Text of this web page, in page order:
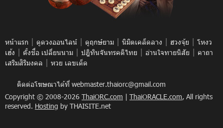
หน้าแรก | ดูดวงออนไลน์ | ดูฤกษ์ยาม | นิมิตเคล็ดลาง | ฮวงจุ้ย | โหงว
เฮ้ง | ตั้งชื่อ เปลี่ยนนาม | ปฎิทินจันทรคติไทย | อ่านใจทายนิสัย | คาถา
เสริมสิริมงคล | หวย เลขเด็ด
ติดต่อโฆษณาได้ที่ webmaster.thaiorc@gmail.com
Copyright © 2008-2026 ThaiORC.com | ThaiORACLE.com, All rights
reserved. Hosting by THAISITE.net